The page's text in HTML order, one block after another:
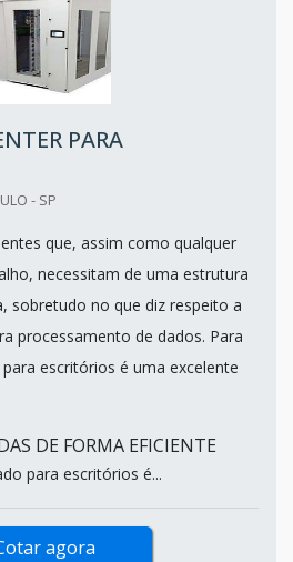
PARA
- SP
que, assim como qualquer
necessitam de uma estrutura
sobretudo no que diz respeito a
processamento de dados. Para
escritórios é uma excelente
DE FORMA EFICIENTE
para escritórios é...
agora